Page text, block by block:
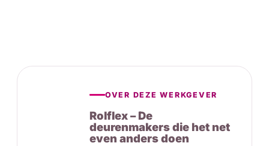
OVER DEZE WERKGEVER
Rolflex – De
deurenmakers die het net
even anders doen